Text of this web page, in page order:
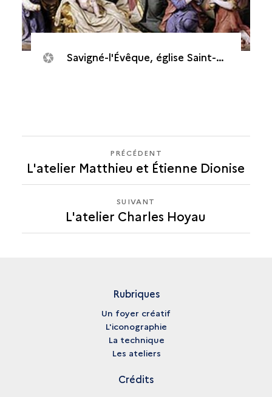
Savigné-l'Évêque, église Saint-Germain : Adoration des bergers
PRÉCÉDENT
L'ATELIER
PRÉCÉDENT
L'atelier Matthieu et Étienne Dionise
SUIVANT
L'ATELIER
SUIVANT
L'atelier Charles Hoyau
Rubriques
Un foyer créatif
L'iconographie
La technique
Les ateliers
Crédits